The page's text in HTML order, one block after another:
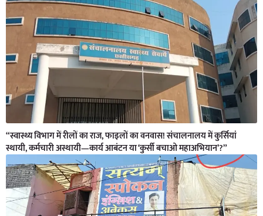
“स्वास्थ्य विभाग में रीलों का राज, फाइलों का वनवास! संचालनालय में कुर्सियां
स्थायी, कर्मचारी अस्थायी—कार्य आबंटन या ‘कुर्सी बचाओ महाअभियान’?”